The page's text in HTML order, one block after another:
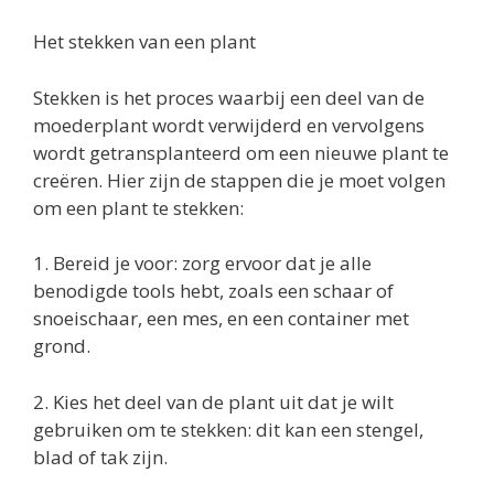
Het stekken van een plant
Stekken is het proces waarbij een deel van de
moederplant wordt verwijderd en vervolgens
wordt getransplanteerd om een nieuwe plant te
creëren. Hier zijn de stappen die je moet volgen
om een plant te stekken:
1. Bereid je voor: zorg ervoor dat je alle
benodigde tools hebt, zoals een schaar of
snoeischaar, een mes, en een container met
grond.
2. Kies het deel van de plant uit dat je wilt
gebruiken om te stekken: dit kan een stengel,
blad of tak zijn.